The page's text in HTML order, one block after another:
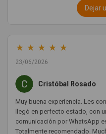
Dejar
★ ★ ★ ★ ★
23/06/2026
Cristóbal Rosado
Muy buena experiencia. Les
llegó en perfecto estado, con
comunicación por WhatsApp
Totalmente recomendado.